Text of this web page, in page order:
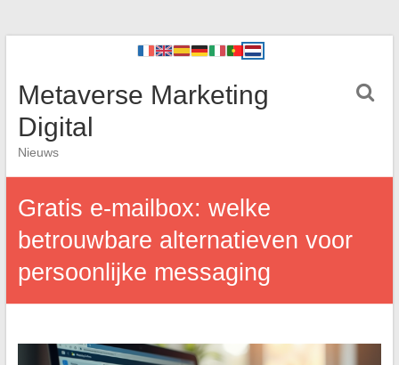
Metaverse Marketing
Digital
Nieuws
Gratis e-mailbox: welke
betrouwbare alternatieven voor
persoonlijke messaging